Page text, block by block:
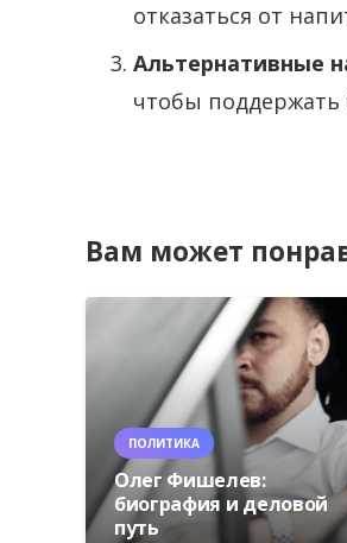
отказаться от
Альтернативные
чтобы поддержать
Вам может
ПОЛИТИКА
Олег Фишелев:
биография и деловой
путь